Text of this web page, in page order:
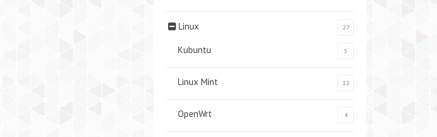
Linux 27
Kubuntu 5
Linux Mint 12
OpenWrt 4